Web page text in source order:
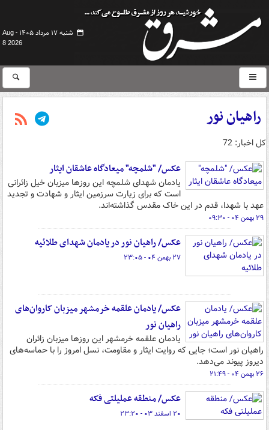
شنبه ۱۷ مرداد ۱۴۰۵ -
Aug
8 2026
راهیان نور
کل اخبار: 72
عکس/ "شلمچه" میعادگاه عاشقان ایثار
یادمان شهدای شلمچه این روزها میزبان خیل زائرانی
است که برای زیارت سرزمین ایثار و شهادت و تجدید
عهد با شهدا، قدم در این خاک مقدس گذاشته‌اند.
۲۹ بهمن ۰۴ - ۰۹:۳۰
عکس/ راهیان نور در یادمان شهدای طلائیه
۲۷ بهمن ۰۴ - ۲۳:۰۵
عکس/ یادمان علقمه خرمشهر میزبان کاروان‌های
راهیان نور
یادمان علقمه خرمشهر این روزها میزبان زائران
راهیان نور است؛ جایی که روایت ایثار و مقاومت، نسل امروز را با حماسه‌های
دیروز پیوند می‌دهد.
۲۶ بهمن ۰۴ - ۲۱:۴۹
عکس/ منطقه عملیلتی فکه
۲۰ اسفند ۰۳ - ۲۳:۲۰